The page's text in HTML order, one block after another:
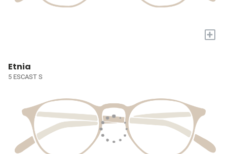
+
Etnia
5 ESCAST S